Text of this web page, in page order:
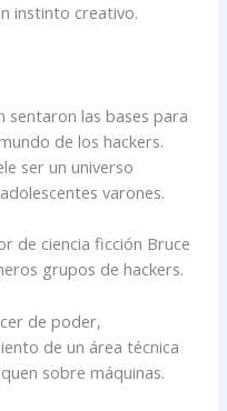
instinto creativo.
sentaron las bases para
de los hackers.
ser un universo
varones.
de ciencia ficción Bruce
grupos de hackers.
de poder,
de un área técnica
sobre máquinas.